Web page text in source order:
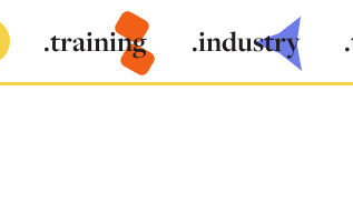
.training .industry